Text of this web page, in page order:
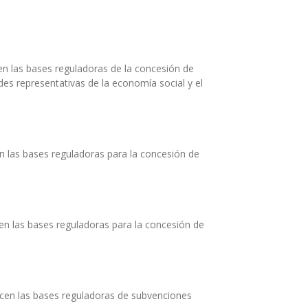
las bases reguladoras de la concesión de
representativas de la economía social y el
bases reguladoras para la concesión de
las bases reguladoras para la concesión de
las bases reguladoras de subvenciones